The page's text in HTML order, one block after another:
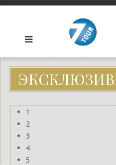
1
2
3
4
5